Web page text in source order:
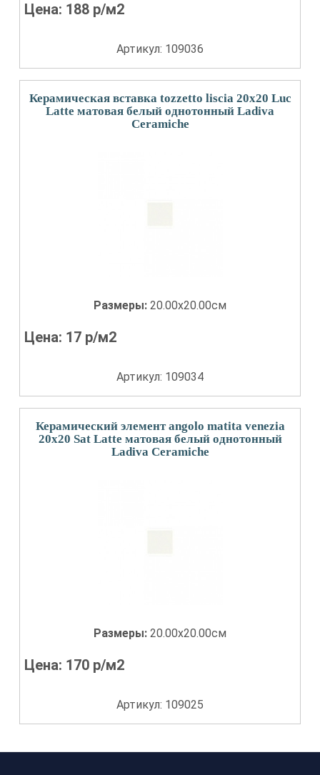
Цена: 188 р/м2
Артикул: 109036
Керамическая вставка tozzetto liscia 20x20 Luc
Latte матовая белый однотонный Ladiva
Сeramiche
Размеры: 20.00x20.00см
Цена: 17 р/м2
Артикул: 109034
Керамический элемент angolo matita venezia
20x20 Sat Latte матовая белый однотонный
Ladiva Сeramiche
Размеры: 20.00x20.00см
Цена: 170 р/м2
Артикул: 109025